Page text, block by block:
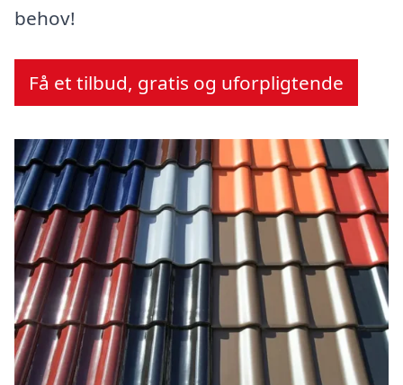
behov!
Få et tilbud, gratis og uforpligtende